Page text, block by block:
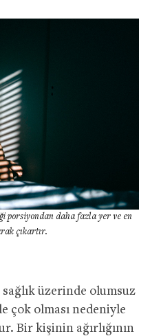
porsiyondan daha fazla yer ve en
çıkartır.
üzerinde olumsuz
çok olması nedeniyle
Bir kişinin ağırlığının